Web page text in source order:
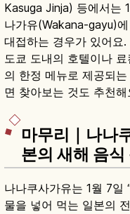
Kasuga Jinja) 등에서는
나가유(Wakana-gayu)
대접하는 경우가 있어요.
도쿄 도내의 호텔이나
의 한정 메뉴로 제공되
면 찾아보는 것도 추천해
마무리｜나나
본의 새해 음식
나나쿠사가유는 1월 7일
물을 넣어 먹는 일본의